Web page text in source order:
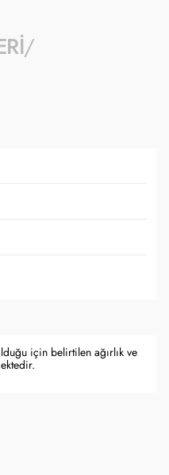
için belirtilen ağırlık ve